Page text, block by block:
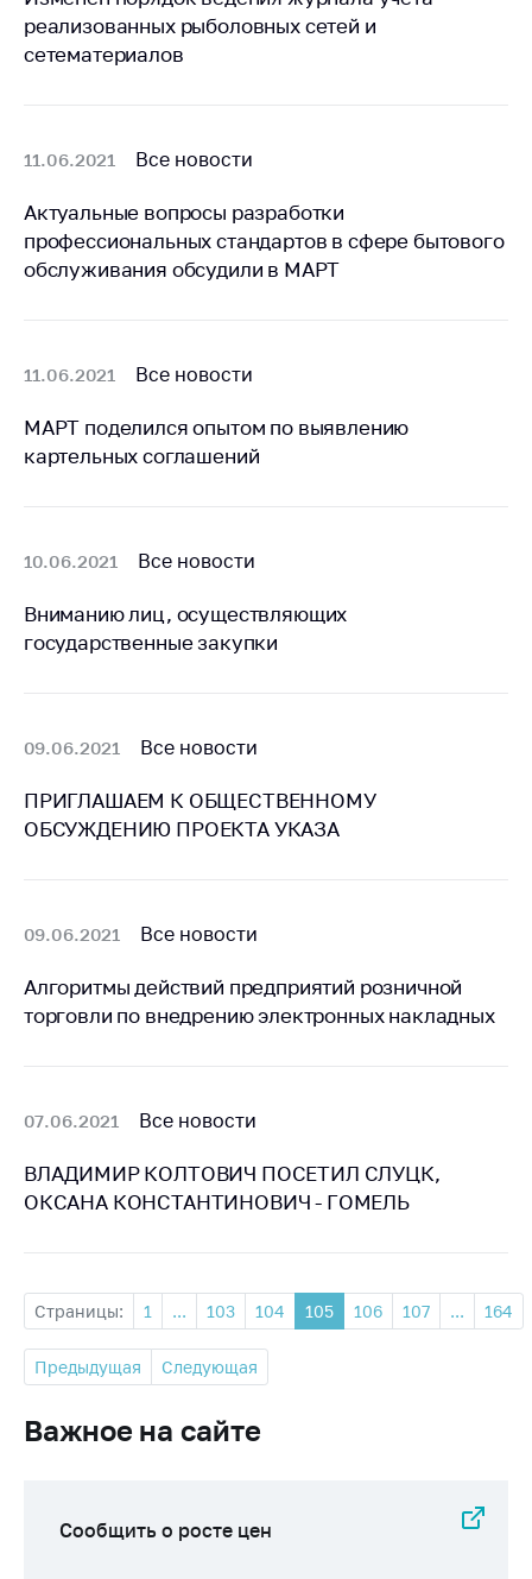
Общественное
обсуждение
товаров
Упрощение условий
ведения бизнеса
Рекомендации по
субъектов торговли,
питания, бытового
обслуживания
регулирования и
политики
реализованных рыболовных сетей и
сетематериалов
11.06.2021 Все новости
Актуальные вопросы разработки
профессиональных стандартов в сфере бытового
обслуживания обсудили в МАРТ
11.06.2021 Все новости
МАРТ поделился опытом по выявлению
картельных соглашений
10.06.2021 Все новости
Вниманию лиц, осуществляющих
государственные закупки
09.06.2021 Все новости
ПРИГЛАШАЕМ К ОБЩЕСТВЕННОМУ
ОБСУЖДЕНИЮ ПРОЕКТА УКАЗА
09.06.2021 Все новости
Алгоритмы действий предприятий розничной
торговли по внедрению электронных накладных
07.06.2021 Все новости
ВЛАДИМИР КОЛТОВИЧ ПОСЕТИЛ СЛУЦК,
ОКСАНА КОНСТАНТИНОВИЧ - ГОМЕЛЬ
Страницы: 1 ... 103 104 105 106 107 ... 164
Предыдущая Следующая
Важное на сайте
Сообщить о росте цен